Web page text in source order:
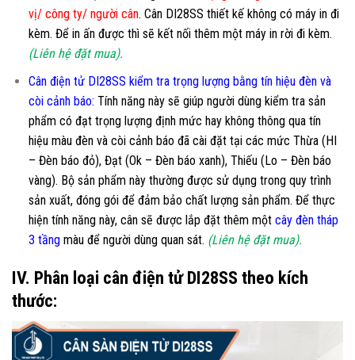
vị/ công ty/ người cân. Cân DI28SS thiết kế không có máy in đi
kèm. Để in ấn được thì sẽ kết nối thêm một máy in rời đi kèm.
(Liên hệ đặt mua).
Cân điện tử DI28SS kiểm tra trọng lượng bằng tín hiệu đèn và
còi cảnh báo: Tính năng này sẽ giúp người dùng kiểm tra sản
phẩm có đạt trọng lượng định mức hay không thông qua tín
hiệu màu đèn và còi cảnh báo đã cài đặt tại các mức Thừa (HI
– Đèn báo đỏ), Đạt (Ok – Đèn báo xanh), Thiếu (Lo – Đèn báo
vàng). Bộ sản phẩm này thường được sử dụng trong quy trình
sản xuất, đóng gói để đảm bảo chất lượng sản phẩm. Để thực
hiện tính năng này, cân sẽ được lắp đặt thêm một cây đèn tháp
3 tầngmàu để người dùng quan sát. (Liên hệ đặt mua).
IV. Phân loại cân điện tử DI28SS theo kích
thước: